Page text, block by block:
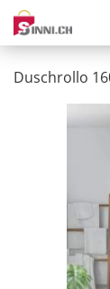
Duschrollo